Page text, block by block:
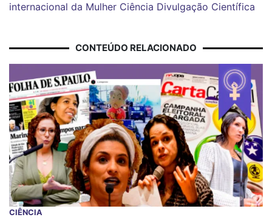
internacional da Mulher Ciência Divulgação Científica
CONTEÚDO RELACIONADO
CIÊNCIA